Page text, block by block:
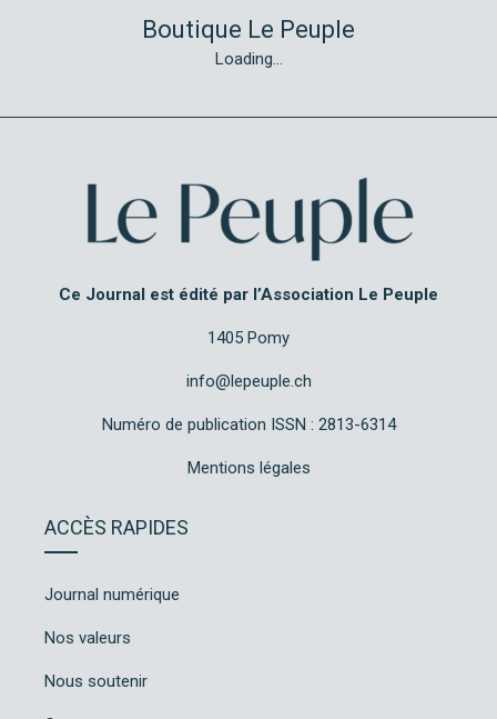
Boutique Le Peuple
Loading...
Ce Journal est édité par l’Association Le Peuple
1405 Pomy
info@lepeuple.ch
Numéro de publication ISSN : 2813-6314
Mentions légales
ACCÈS RAPIDES
Journal numérique
Nos valeurs
Nous soutenir